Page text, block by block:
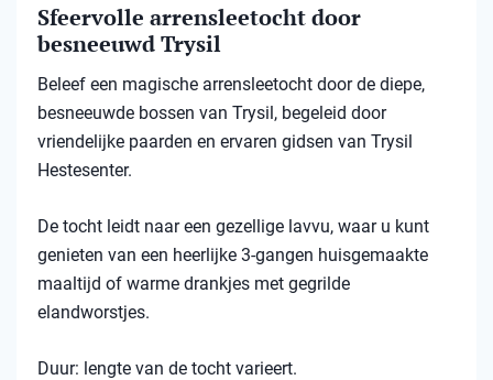
Sfeervolle arrensleetocht door
besneeuwd Trysil​
Beleef een magische arrensleetocht door de diepe,
besneeuwde bossen van Trysil, begeleid door
vriendelijke paarden en ervaren gidsen van Trysil
Hestesenter.
De tocht leidt naar een gezellige lavvu, waar u kunt
genieten van een heerlijke 3-gangen huisgemaakte
maaltijd of warme drankjes met gegrilde
elandworstjes.
Duur: lengte van de tocht varieert.